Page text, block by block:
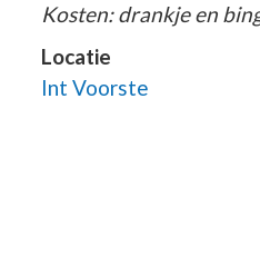
Kosten: drankje en
Locatie
Int Voorste